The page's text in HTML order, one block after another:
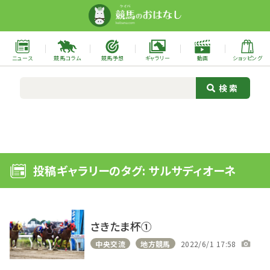
ニュース 競馬コラム 競馬予想 ギャラリー 動画 ショッピング
投稿ギャラリーのタグ: サルサディオーネ
さきたま杯①
中央交流 地方競馬 2022/6/1 17:58